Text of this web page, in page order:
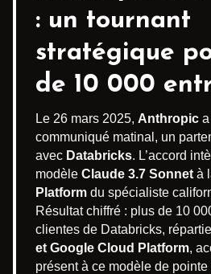
: un tournant
stratégique
de 10 000
Le 26 mars 2025, Anthropic
communiqué matinal, un
avec Databricks. L’accord
modèle Claude 3.7 Sonnet à
Platform du spécialiste
Résultat chiffré : plus de 10
clientes de Databricks,
et Google Cloud Platform,
présent à ce modèle de pointe